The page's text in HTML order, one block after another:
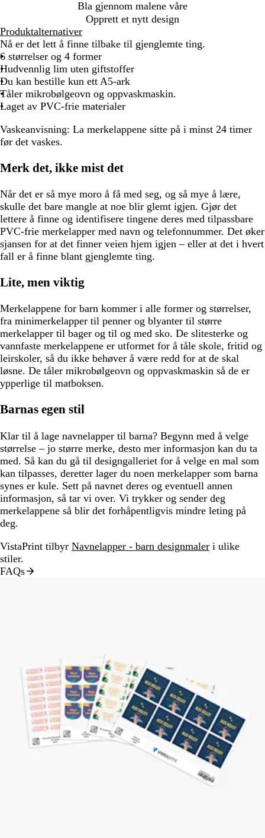
Bla gjennom malene våre
Opprett et nytt design
Produktalternativer
Nå er det lett å finne tilbake til gjenglemte ting.
6 størrelser og 4 former
Hudvennlig lim uten giftstoffer
Du kan bestille kun ett A5-ark
Tåler mikrobølgeovn og oppvaskmaskin.
Laget av PVC-frie materialer
Vaskeanvisning: La merkelappene sitte på i minst 24 timer
før det vaskes.
Merk det, ikke mist det
Når det er så mye moro å få med seg, og så mye å lære,
skulle det bare mangle at noe blir glemt igjen. Gjør det
lettere å finne og identifisere tingene deres med tilpassbare
PVC-frie merkelapper med navn og telefonnummer. Det øker
sjansen for at det finner veien hjem igjen – eller at det i hvert
fall er å finne blant gjenglemte ting.
Lite, men viktig
Merkelappene for barn kommer i alle former og størrelser,
fra minimerkelapper til penner og blyanter til større
merkelapper til bager og til og med sko. De slitesterke og
vannfaste merkelappene er utformet for å tåle skole, fritid og
leirskoler, så du ikke behøver å være redd for at de skal
løsne. De tåler mikrobølgeovn og oppvaskmaskin så de er
ypperlige til matboksen.
Barnas egen stil
Klar til å lage navnelapper til barna? Begynn med å velge
størrelse – jo større merke, desto mer informasjon kan du ta
med. Så kan du gå til designgalleriet for å velge en mal som
kan tilpasses, deretter lager du noen merkelapper som barna
synes er kule. Sett på navnet deres og eventuell annen
informasjon, så tar vi over. Vi trykker og sender deg
merkelappene så blir det forhåpentligvis mindre leting på
deg.
VistaPrint tilbyr Navnelapper - barn designmaler i ulike
stiler.
FAQs